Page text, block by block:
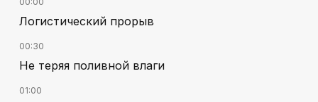
Логистический прорыв
00:30
Не теряя поливной влаги
01:00